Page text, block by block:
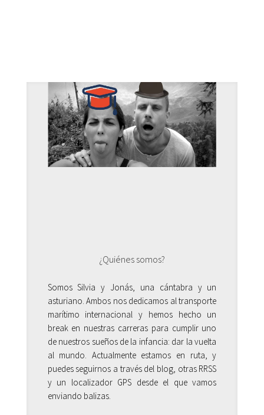
¿Quiénes somos?
Somos Silvia y Jonás, una cántabra y un
asturiano. Ambos nos dedicamos al transporte
marítimo internacional y hemos hecho un
break en nuestras carreras para cumplir uno
de nuestros sueños de la infancia: dar la vuelta
al mundo. Actualmente estamos en ruta, y
puedes seguirnos a través del blog, otras RRSS
y un localizador GPS desde el que vamos
enviando balizas.